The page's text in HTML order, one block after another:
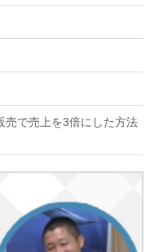
売で売上を3倍にした方法